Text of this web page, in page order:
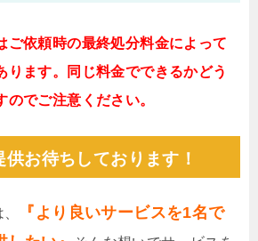
依頼時の最終処分料金によって
ります。同じ料金でできるかどう
でご注意ください。
お待ちしております！
『より良いサービスを1名で